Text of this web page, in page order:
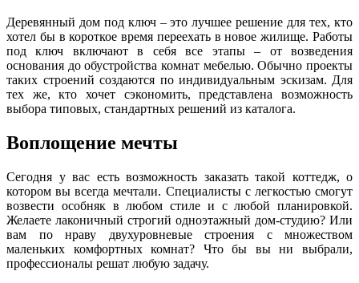
Деревянный дом под ключ – это лучшее решение для тех, кто
хотел бы в короткое время переехать в новое жилище. Работы
под ключ включают в себя все этапы – от возведения
основания до обустройства комнат мебелью. Обычно проекты
таких строений создаются по индивидуальным эскизам. Для
тех же, кто хочет сэкономить, представлена возможность
выбора типовых, стандартных решений из каталога.
Воплощение мечты
Сегодня у вас есть возможность заказать такой коттедж, о
котором вы всегда мечтали. Специалисты с легкостью смогут
возвести особняк в любом стиле и с любой планировкой.
Желаете лаконичный строгий одноэтажный дом-студию? Или
вам по нраву двухуровневые строения с множеством
маленьких комфортных комнат? Что бы вы ни выбрали,
профессионалы решат любую задачу.